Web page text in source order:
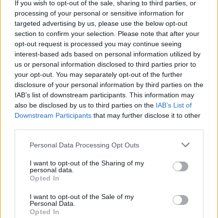
If you wish to opt-out of the sale, sharing to third parties, or
processing of your personal or sensitive information for
targeted advertising by us, please use the below opt-out
section to confirm your selection. Please note that after your
opt-out request is processed you may continue seeing
interest-based ads based on personal information utilized by
us or personal information disclosed to third parties prior to
your opt-out. You may separately opt-out of the further
disclosure of your personal information by third parties on the
IAB’s list of downstream participants. This information may
also be disclosed by us to third parties on the IAB’s List of
Downstream Participants that may further disclose it to other
Personal Data Processing Opt Outs
I want to opt-out of the Sharing of my
personal data.
Opted In
I want to opt-out of the Sale of my
Personal Data.
Opted In
et de l’environnement
Un maquillage naturel repose également sur le choix
des ingrédients. Favorisez les produits avec :
Des extraits végétaux : aloe vera, camomille, thé
vert, qui apaisent et nourrissent la peau.
Des pigments minéraux : oxyde de zinc, mica
naturel, qui offrent une coloration sans produits
chimiques synthétiques.
Des huiles végétales : jojoba, coco, argan, pour
hydrater et protéger la peau.
phénoxyéthanol, silicones, phtalates ou autres
substances controversées.
Pour vérifier la composition, consultez les labels bio
ou naturels comme Ecocert, Cosmébio ou le label